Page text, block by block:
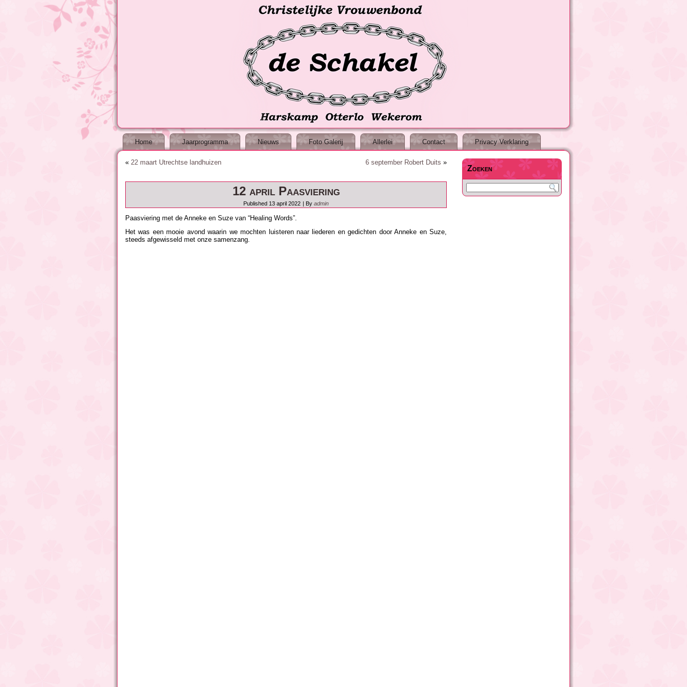
Home Jaarprogramma Nieuws Foto Galerij Allerlei Contact Privacy Verklaring
« 22 maart Utrechtse landhuizen 6 september Robert Duits »
12 april Paasviering
Published 13 april 2022 | By admin
Paasviering met de Anneke en Suze van “Healing Words”.
Het was een mooie avond waarin we mochten luisteren naar liederen en gedichten door Anneke en Suze,
steeds afgewisseld met onze samenzang.
Zoeken